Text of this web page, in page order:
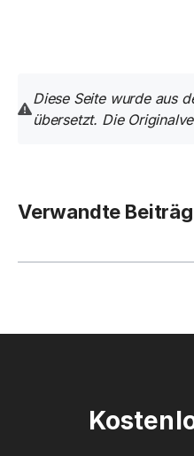
Diese Seite wurde aus
übersetzt. Die
Verwandte